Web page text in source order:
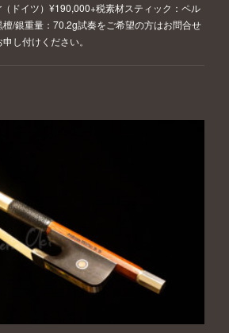
ドイツ）¥190,000+税素材スティック：ペル
/銀重量：70.2g試奏をご希望の方はお問合せ
し付けください。